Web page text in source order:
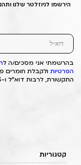
הירשמו לניוזלטר שלנו
בהרשמתי אני מסכים/ה ל
הפרטיות ולקבלת חומרים
התקשורת, לרבות דוא"ל ו-SMS.
קטגוריות